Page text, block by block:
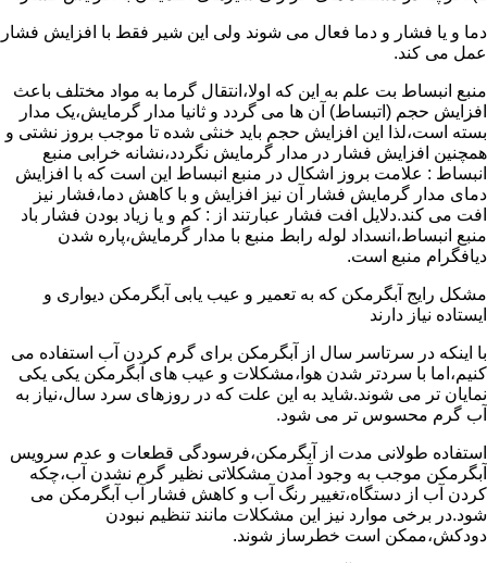
دما و یا فشار و دما فعال می شوند ولی این شیر فقط با افزایش فشار
عمل می کند.
منبع انبساط بت علم به این که اولا،انتقال گرما به مواد مختلف باعث
افزایش حجم (اتبساط) آن ها می گردد و ثانیا مدار گرمایش،یک مدار
بسته است،لذا این افزایش حجم باید خنثی شده تا موجب بروز نشتی و
همچنین افزایش فشار در مدار گرمایش نگردد،نشانه خرابی منبع
انبساط : علامت بروز اشکال در منبع انبساط این است که با افزایش
دمای مدار گرمایش فشار آن نیز افزایش و با کاهش دما،فشار نیز
افت می کند.دلایل افت فشار عبارتند از : کم و یا زیاد بودن فشار باد
منبع انبساط،انسداد لوله رابط منبع با مدار گرمایش،پاره شدن
دیافگرام منبع است.
مشکل رایج آبگرمکن که به تعمیر و عیب یابی آبگرمکن دیواری و
ایستاده نیاز دارند
با اینکه در سرتاسر سال از آبگرمکن برای گرم کردن آب استفاده می
کنیم،اما با سردتر شدن هوا،مشکلات و عیب های آبگرمکن یکی یکی
نمایان تر می شوند.شاید به این علت که در روزهای سرد سال،نیاز به
آب گرم محسوس تر می شود.
استفاده طولانی مدت از آبگرمکن،فرسودگی قطعات و عدم سرویس
آبگرمکن موجب به وجود آمدن مشکلاتی نظیر گرم نشدن آب،چکه
کردن آب از دستگاه،تغییر رنگ آب و کاهش فشار آب آبگرمکن می
شود.در برخی موارد نیز این مشکلات مانند تنظیم نبودن
دودکش،ممکن است خطرساز شوند.